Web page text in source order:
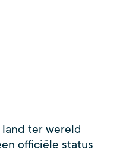
ter wereld
officiële status